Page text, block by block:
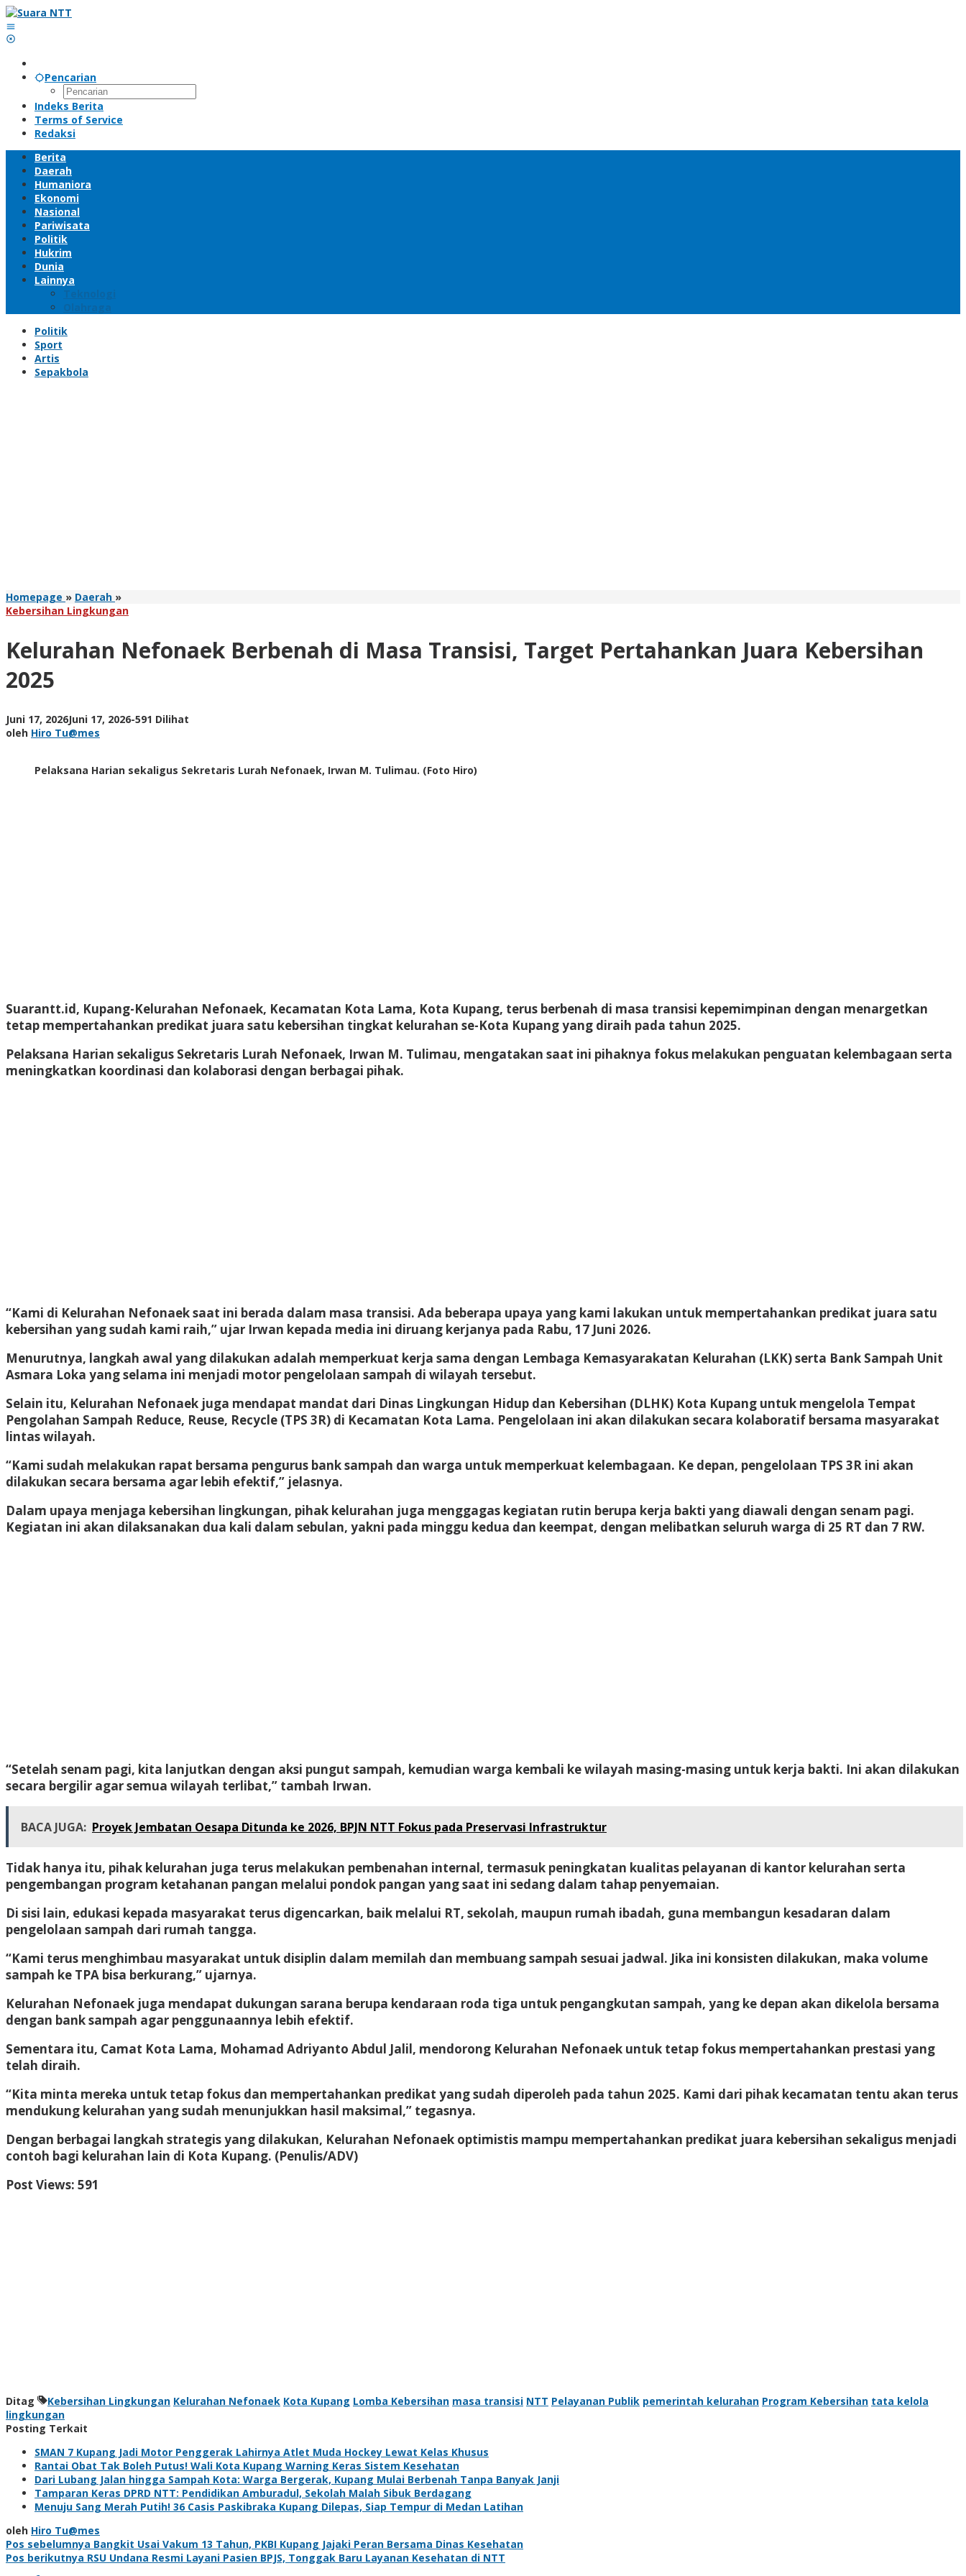
Lewati
ke
konten
Pencarian
Indeks Berita
Terms of Service
Redaksi
Berita
Daerah
Humaniora
Ekonomi
Nasional
Pariwisata
Politik
Hukrim
Dunia
Lainnya
Teknologi
Olahraga
Politik
Sport
Artis
Sepakbola
Homepage » Daerah »Kelurahan
Nefonaek
Masa
Kebersihan
Kebersihan Lingkungan
Kelurahan Nefonaek Berbenah di Masa Transisi, Target Pertahankan Juara Kebersihan
2025
Juni 17, 2026Juni 17, 2026oleh
-591 Dilihat
oleh Hiro Tu@mes
Pelaksana Harian sekaligus Sekretaris Lurah Nefonaek, Irwan M. Tulimau. (Foto Hiro)
Suarantt.id, Kupang-Kelurahan Nefonaek, Kecamatan Kota Lama, Kota Kupang, terus berbenah di masa transisi kepemimpinan dengan menargetkan
tetap mempertahankan predikat juara satu kebersihan tingkat kelurahan se-Kota Kupang yang diraih pada tahun 2025.
Pelaksana Harian sekaligus Sekretaris Lurah Nefonaek, Irwan M. Tulimau, mengatakan saat ini pihaknya fokus melakukan penguatan kelembagaan serta
meningkatkan koordinasi dan kolaborasi dengan berbagai pihak.
“Kami di Kelurahan Nefonaek saat ini berada dalam masa transisi. Ada beberapa upaya yang kami lakukan untuk mempertahankan predikat juara satu
kebersihan yang sudah kami raih,” ujar Irwan kepada media ini diruang kerjanya pada Rabu, 17 Juni 2026.
Menurutnya, langkah awal yang dilakukan adalah memperkuat kerja sama dengan Lembaga Kemasyarakatan Kelurahan (LKK) serta Bank Sampah Unit
Asmara Loka yang selama ini menjadi motor pengelolaan sampah di wilayah tersebut.
Selain itu, Kelurahan Nefonaek juga mendapat mandat dari Dinas Lingkungan Hidup dan Kebersihan (DLHK) Kota Kupang untuk mengelola Tempat
Pengolahan Sampah Reduce, Reuse, Recycle (TPS 3R) di Kecamatan Kota Lama. Pengelolaan ini akan dilakukan secara kolaboratif bersama masyarakat
lintas wilayah.
“Kami sudah melakukan rapat bersama pengurus bank sampah dan warga untuk memperkuat kelembagaan. Ke depan, pengelolaan TPS 3R ini akan
dilakukan secara bersama agar lebih efektif,” jelasnya.
Dalam upaya menjaga kebersihan lingkungan, pihak kelurahan juga menggagas kegiatan rutin berupa kerja bakti yang diawali dengan senam pagi.
Kegiatan ini akan dilaksanakan dua kali dalam sebulan, yakni pada minggu kedua dan keempat, dengan melibatkan seluruh warga di 25 RT dan 7 RW.
“Setelah senam pagi, kita lanjutkan dengan aksi pungut sampah, kemudian warga kembali ke wilayah masing-masing untuk kerja bakti. Ini akan dilakukan
secara bergilir agar semua wilayah terlibat,” tambah Irwan.
BACA JUGA: Proyek Jembatan Oesapa Ditunda ke 2026, BPJN NTT Fokus pada Preservasi Infrastruktur
Tidak hanya itu, pihak kelurahan juga terus melakukan pembenahan internal, termasuk peningkatan kualitas pelayanan di kantor kelurahan serta
pengembangan program ketahanan pangan melalui pondok pangan yang saat ini sedang dalam tahap penyemaian.
Di sisi lain, edukasi kepada masyarakat terus digencarkan, baik melalui RT, sekolah, maupun rumah ibadah, guna membangun kesadaran dalam
pengelolaan sampah dari rumah tangga.
“Kami terus menghimbau masyarakat untuk disiplin dalam memilah dan membuang sampah sesuai jadwal. Jika ini konsisten dilakukan, maka volume
sampah ke TPA bisa berkurang,” ujarnya.
Kelurahan Nefonaek juga mendapat dukungan sarana berupa kendaraan roda tiga untuk pengangkutan sampah, yang ke depan akan dikelola bersama
dengan bank sampah agar penggunaannya lebih efektif.
Sementara itu, Camat Kota Lama, Mohamad Adriyanto Abdul Jalil, mendorong Kelurahan Nefonaek untuk tetap fokus mempertahankan prestasi yang
telah diraih.
“Kita minta mereka untuk tetap fokus dan mempertahankan predikat yang sudah diperoleh pada tahun 2025. Kami dari pihak kecamatan tentu akan terus
mendukung kelurahan yang sudah menunjukkan hasil maksimal,” tegasnya.
Dengan berbagai langkah strategis yang dilakukan, Kelurahan Nefonaek optimistis mampu mempertahankan predikat juara kebersihan sekaligus menjadi
contoh bagi kelurahan lain di Kota Kupang. (Penulis/ADV)
Post Views: 591
Ditag Kebersihan Lingkungan Kelurahan Nefonaek Kota Kupang Lomba Kebersihan masa transisi NTT Pelayanan Publik pemerintah kelurahan Program Kebersihan tata kelola
lingkungan
Posting Terkait
SMAN 7 Kupang Jadi Motor Penggerak Lahirnya Atlet Muda Hockey Lewat Kelas Khusus
Rantai Obat Tak Boleh Putus! Wali Kota Kupang Warning Keras Sistem Kesehatan
Dari Lubang Jalan hingga Sampah Kota: Warga Bergerak, Kupang Mulai Berbenah Tanpa Banyak Janji
Tamparan Keras DPRD NTT: Pendidikan Amburadul, Sekolah Malah Sibuk Berdagang
Menuju Sang Merah Putih! 36 Casis Paskibraka Kupang Dilepas, Siap Tempur di Medan Latihan
oleh Hiro Tu@mes
Navigasi
Pos sebelumnya Bangkit Usai Vakum 13 Tahun, PKBI Kupang Jajaki Peran Bersama Dinas Kesehatan
Pos berikutnya RSU Undana Resmi Layani Pasien BPJS, Tonggak Baru Layanan Kesehatan di NTT